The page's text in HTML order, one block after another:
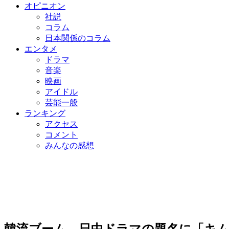
オピニオン
社説
コラム
日本関係のコラム
エンタメ
ドラマ
音楽
映画
アイドル
芸能一般
ランキング
アクセス
コメント
みんなの感想